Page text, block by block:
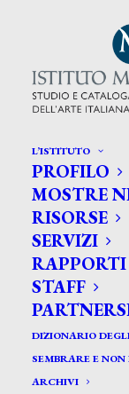
L’ISTITUTO
PROFILO
MOSTRE
RISORSE
SERVIZI
RAPPORTI
STAFF
DIZIONARIO
SEMBRARE E NON
ARCHIVI
CERCA
Search
for: